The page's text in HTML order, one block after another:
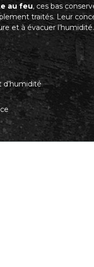
au feu, ces bas
traités. Leur
et à évacuer l’humidité.
d’humidité